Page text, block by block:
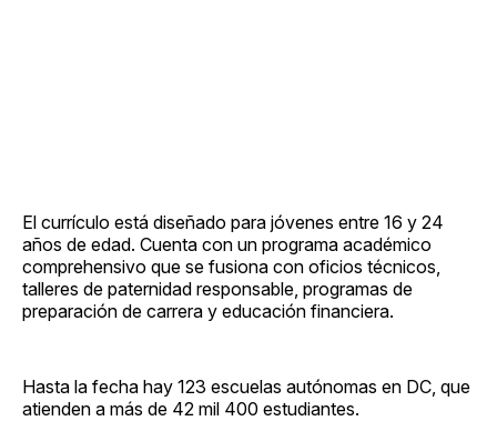
El currículo está diseñado para jóvenes entre 16 y 24
años de edad. Cuenta con un programa académico
comprehensivo que se fusiona con oficios técnicos,
talleres de paternidad responsable, programas de
preparación de carrera y educación financiera.
Hasta la fecha hay 123 escuelas autónomas en DC, que
atienden a más de 42 mil 400 estudiantes.